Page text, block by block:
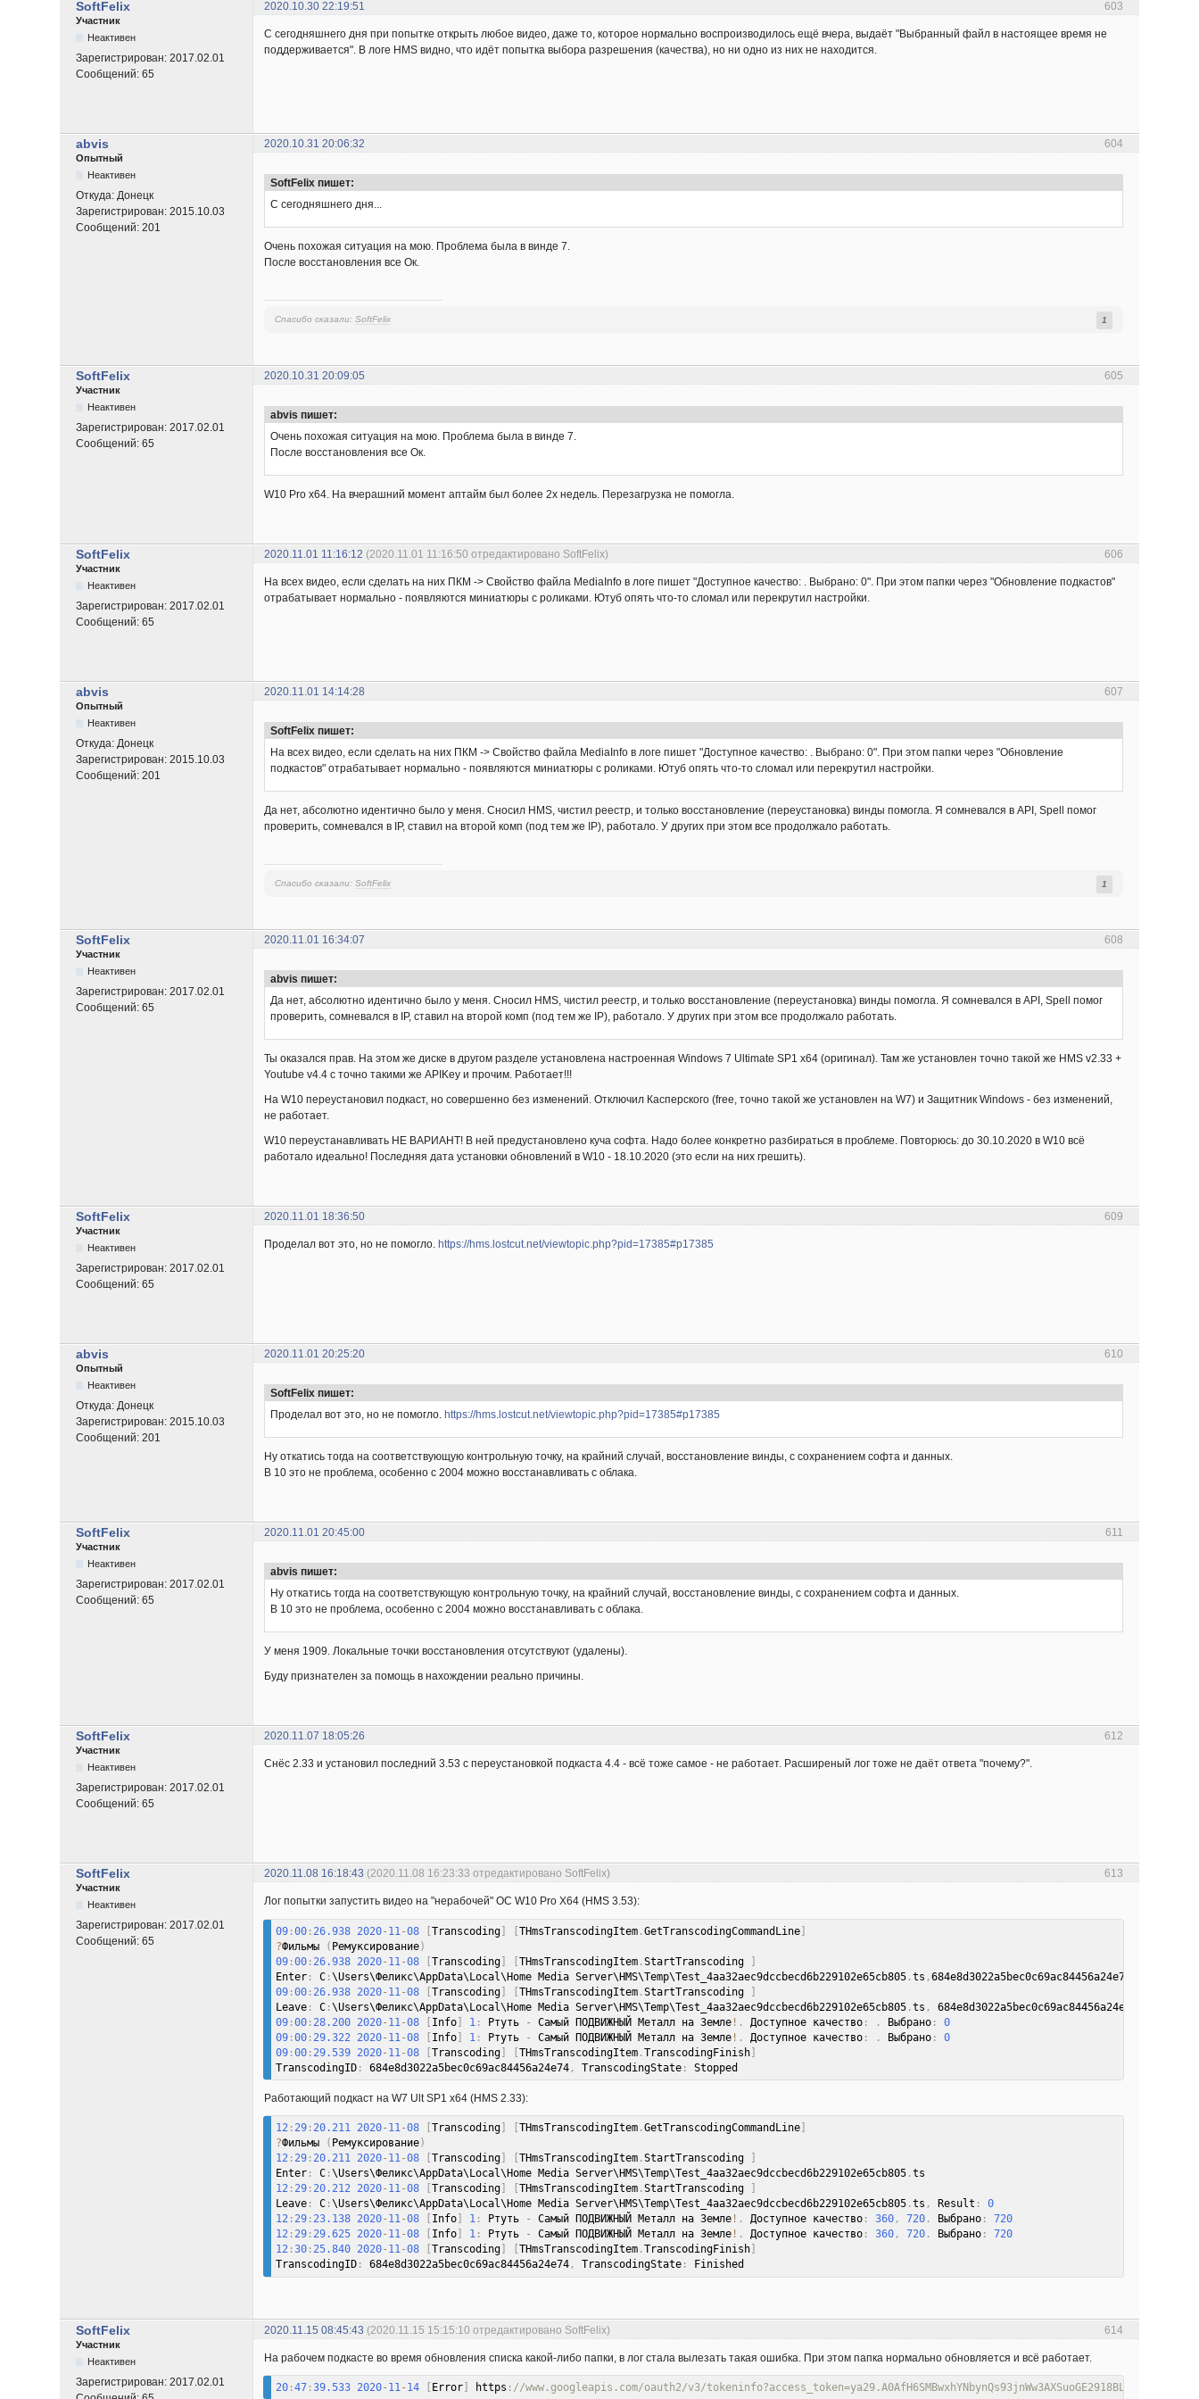
603
SoftFelix 2020.10.30 22:19:51
Участник
Неактивен
Зарегистрирован:2017.02.01
Сообщений:65
С сегодняшнего дня при попытке открыть любое видео, даже то, которое нормально воспроизводилось ещё вчера, выдаёт "Выбранный файл в настоящее время не
поддерживается". В логе HMS видно, что идёт попытка выбора разрешения (качества), но ни одно из них не находится.
604
abvis 2020.10.31 20:06:32
Опытный
Неактивен
Откуда:Донецк
Зарегистрирован:2015.10.03
Сообщений:201
SoftFelix пишет:
С сегодняшнего дня...
Очень похожая ситуация на мою. Проблема была в винде 7.
После восстановления все Ок.
Спасибо сказали:SoftFelix 1
605
SoftFelix 2020.10.31 20:09:05
Участник
Неактивен
Зарегистрирован:2017.02.01
Сообщений:65
abvis пишет:
Очень похожая ситуация на мою. Проблема была в винде 7.
После восстановления все Ок.
W10 Pro x64. На вчерашний момент аптайм был более 2х недель. Перезагрузка не помогла.
606
SoftFelix 2020.11.01 11:16:12 (2020.11.01 11:16:50 отредактировано SoftFelix)
Участник
Неактивен
Зарегистрирован:2017.02.01
Сообщений:65
На всех видео, если сделать на них ПКМ -> Свойство файла MediaInfo в логе пишет "Доступное качество: . Выбрано: 0". При этом папки через "Обновление подкастов"
отрабатывает нормально - появляются миниатюры с роликами. Ютуб опять что-то сломал или перекрутил настройки.
607
abvis 2020.11.01 14:14:28
Опытный
Неактивен
Откуда:Донецк
Зарегистрирован:2015.10.03
Сообщений:201
SoftFelix пишет:
На всех видео, если сделать на них ПКМ -> Свойство файла MediaInfo в логе пишет "Доступное качество: . Выбрано: 0". При этом папки через "Обновление
подкастов" отрабатывает нормально - появляются миниатюры с роликами. Ютуб опять что-то сломал или перекрутил настройки.
Да нет, абсолютно идентично было у меня. Сносил HMS, чистил реестр, и только восстановление (переустановка) винды помогла. Я сомневался в API, Spell помог
проверить, сомневался в IP, ставил на второй комп (под тем же IP), работало. У других при этом все продолжало работать.
Спасибо сказали:SoftFelix 1
608
SoftFelix 2020.11.01 16:34:07
Участник
Неактивен
Зарегистрирован:2017.02.01
Сообщений:65
abvis пишет:
Да нет, абсолютно идентично было у меня. Сносил HMS, чистил реестр, и только восстановление (переустановка) винды помогла. Я сомневался в API, Spell помог
проверить, сомневался в IP, ставил на второй комп (под тем же IP), работало. У других при этом все продолжало работать.
Ты оказался прав. На этом же диске в другом разделе установлена настроенная Windows 7 Ultimate SP1 x64 (оригинал). Там же установлен точно такой же HMS v2.33 +
Youtube v4.4 с точно такими же APIKey и прочим. Работает!!!
На W10 переустановил подкаст, но совершенно без изменений. Отключил Касперского (free, точно такой же установлен на W7) и Защитник Windows - без изменений,
не работает.
W10 переустанавливать НЕ ВАРИАНТ! В ней предустановлено куча софта. Надо более конкретно разбираться в проблеме. Повторюсь: до 30.10.2020 в W10 всё
работало идеально! Последняя дата установки обновлений в W10 - 18.10.2020 (это если на них грешить).
609
SoftFelix 2020.11.01 18:36:50
Участник
Неактивен
Зарегистрирован:2017.02.01
Сообщений:65
Проделал вот это, но не помогло.https://hms.lostcut.net/viewtopic.php?pid=17385#p17385
610
abvis 2020.11.01 20:25:20
Опытный
Неактивен
Откуда:Донецк
Зарегистрирован:2015.10.03
Сообщений:201
SoftFelix пишет:
Проделал вот это, но не помогло. https://hms.lostcut.net/viewtopic.php?pid=17385#p17385
Ну откатись тогда на соответствующую контрольную точку, на крайний случай, восстановление винды, с сохранением софта и данных.
В 10 это не проблема, особенно с 2004 можно восстанавливать с облака.
611
SoftFelix 2020.11.01 20:45:00
Участник
Неактивен
Зарегистрирован:2017.02.01
Сообщений:65
abvis пишет:
Ну откатись тогда на соответствующую контрольную точку, на крайний случай, восстановление винды, с сохранением софта и данных.
В 10 это не проблема, особенно с 2004 можно восстанавливать с облака.
У меня 1909. Локальные точки восстановления отсутствуют (удалены).
Буду признателен за помощь в нахождении реально причины.
612
SoftFelix 2020.11.07 18:05:26
Участник
Неактивен
Зарегистрирован:2017.02.01
Сообщений:65
Снёс 2.33 и установил последний 3.53 с переустановкой подкаста 4.4 - всё тоже самое - не работает. Расширеный лог тоже не даёт ответа "почему?".
613
SoftFelix 2020.11.08 16:18:43 (2020.11.08 16:23:33 отредактировано SoftFelix)
Участник
Неактивен
Зарегистрирован:2017.02.01
Сообщений:65
Лог попытки запустить видео на "нерабочей" ОС W10 Pro X64 (HMS 3.53):
09:00: 26.938 2020- 11 -08 [Transcoding] [THmsTranscodingItem.GetTranscodingCommandLine]
?Фильмы ( Ремуксирование)
09:00: 26.938 2020- 11 -08 [Transcoding] [THmsTranscodingItem.StartTranscoding
]
Enter: C:\Users\Феликс\AppData\Local\Home Media Server\HMS\Temp\Test_4aa32aec9dccbecd6b229102e65cb805.ts ,
09:00: 26.938 2020- 11 -08 [Transcoding] [THmsTranscodingItem.StartTranscoding
]
Leave: C:\Users\Феликс\AppData\Local\Home Media Server\HMS\Temp\Test_4aa32aec9dccbecd6b229102e65cb805.ts , 684e8d3022a5bec0c69ac84456a24e74
09:00: 28.200 2020- 11 -08 [ Info] 1 : Ртуть - Самый ПОДВИЖНЫЙ Металл на Земле! . Доступное качество: . Выбрано:
0
09:00: 29.322 2020- 11 -08 [ Info] 1 : Ртуть - Самый ПОДВИЖНЫЙ Металл на Земле! . Доступное качество: . Выбрано:
0
09:00: 29.539 2020- 11 -08 [Transcoding] [THmsTranscodingItem.TranscodingFinish]
TranscodingID: 684e8d3022a5bec0c69ac84456a24e74, TranscodingState: Stopped
Работающий подкаст на W7 Ult SP1 x64 (HMS 2.33):
12: 29: 20.211 2020- 11-08 Transcoding] THmsTranscodingItem.GetTranscodingCommandLine]
?Фильмы ( Ремуксирование)
12: 29: 20.211 2020- 11-08 Transcoding] THmsTranscodingItem.StartTranscoding
Enter: C:\Users\Феликс\AppData\Local\Home Media Server\HMS\Temp\Test_4aa32aec9dccbecd6b229102e65cb805.
12: 29: 20.212 2020- 11-08 Transcoding] THmsTranscodingItem.StartTranscoding
Leave: C:\Users\Феликс\AppData\Local\Home Media Server\HMS\Temp\Test_4aa32aec9dccbecd6b229102e65cb805.ts , Result :
0
12: 29: 23.138 2020- 11-08 Info] 1: Ртуть - Самый ПОДВИЖНЫЙ Металл на Земле! . Доступное качество: 360, 720. Выбрано:
720
12: 29: 29.625 2020- 11-08 Info] 1: Ртуть - Самый ПОДВИЖНЫЙ Металл на Земле! . Доступное качество: 360, 720. Выбрано:
720
12:30: 25.840 2020- 11-08 Transcoding] THmsTranscodingItem.TranscodingFinish]
TranscodingID: 684e8d3022a5bec0c69ac84456a24e74, TranscodingState: Finished
614
SoftFelix 2020.11.15 08:45:43 (2020.11.15 15:15:10 отредактировано SoftFelix)
Участник
Неактивен
Зарегистрирован:2017.02.01
На рабочем подкасте во время обновления списка какой-либо папки, в лог стала вылезать такая ошибка. При этом папка нормально обновляется и всё работает.
20:47:39.533 2020- 11- 14 [ Error] https ://www.googleapis.com/oauth2/v3/tokeninfo?access_token=ya29.A0AfH6SMBwxhYNbynQs93jnWw3AXSuoGE2918BLs02Izq0eK-